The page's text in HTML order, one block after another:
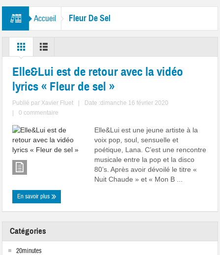
Accueil Fleur De Sel
Elle&Lui est de retour avec la vidéo
lyrics « Fleur de sel »
Publié par Xavier Fluet
Date :dimanche 16 février 2020
0 commentaire
Elle&Lui est une jeune artiste à la
voix pop, soul, sensuelle et
poétique, Lana. C’est une rencontre
musicale entre la pop et la disco
80’s. Après avoir dévoilé le titre «
Nuit Chaude » et « Mon B ...
En savoir plus
Catégories
20minutes